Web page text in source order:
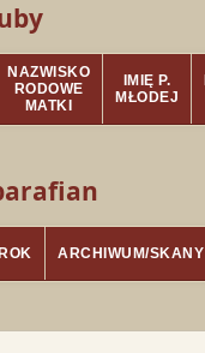
NAZWISKO
RODOWE
MATKI
IMIĘ P.
MŁODEJ
ROK ARCHIWUM/SKANY